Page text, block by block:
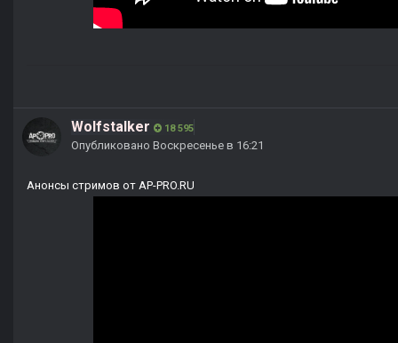
Wolfstalker 18 595
Опубликовано Воскресенье в 16:21
Анонсы стримов от AP-PRO.RU